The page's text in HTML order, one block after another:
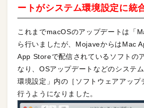
ートがシステム環境設定に統
これまでmacOSのアップデートは「
ら行いましたが、MojaveからはMac
App Storeで配信されているソフトの
なり、OSアップデートなどのシステ
環境設定」内の［ソフトウェアアップ
行うようになりました。